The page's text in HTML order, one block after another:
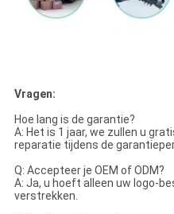
Vragen:
Hoe lang is de garantie?
A: Het is 1 jaar, we zullen u
reparatie tijdens de
Q: Accepteer je OEM of ODM?
A: Ja, u hoeft alleen uw logo-
verstrekken.